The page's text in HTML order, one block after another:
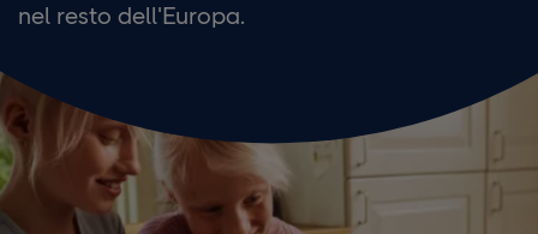
nel resto dell'Europa.